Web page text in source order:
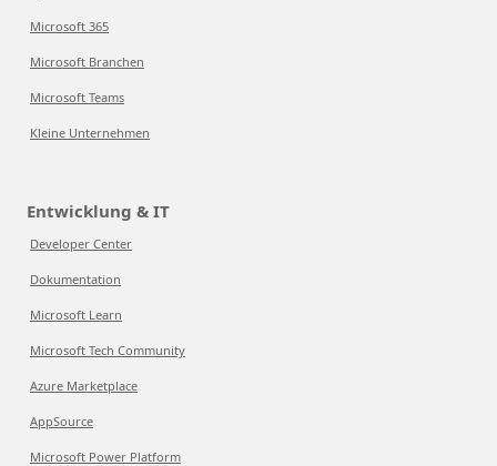
Microsoft 365
Microsoft Branchen
Microsoft Teams
Kleine Unternehmen
Entwicklung & IT
Developer Center
Dokumentation
Microsoft Learn
Microsoft Tech Community
Azure Marketplace
AppSource
Microsoft Power Platform